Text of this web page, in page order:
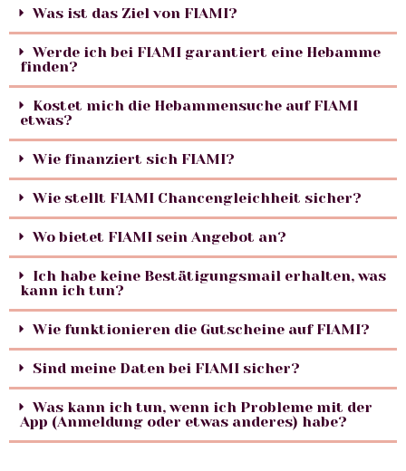
Was ist das Ziel von FIAMI?
Werde ich bei FIAMI garantiert eine Hebamme
finden?
Kostet mich die Hebammensuche auf FIAMI
etwas?
Wie finanziert sich FIAMI?
Wie stellt FIAMI Chancengleichheit sicher?
Wo bietet FIAMI sein Angebot an?
Ich habe keine Bestätigungsmail erhalten, was
kann ich tun?
Wie funktionieren die Gutscheine auf FIAMI?
Sind meine Daten bei FIAMI sicher?
Was kann ich tun, wenn ich Probleme mit der
App (Anmeldung oder etwas anderes) habe?